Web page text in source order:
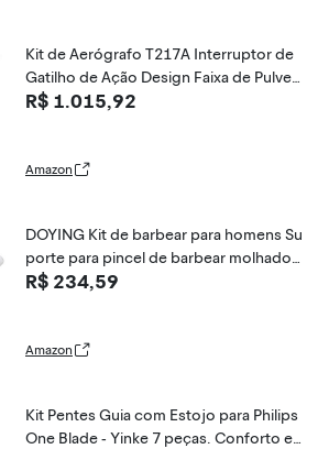
Kit de Aerógrafo T217A Interruptor de
Gatilho de Ação Design Faixa de Pulveri
zação Ajustável de Bico de 0,5 Mm Perf
R$ 1.015,92
Amazon
DOYING Kit de barbear para homens Su
porte para pincel de barbear molhado
Suporte de sabão Tigela Caneca Barba
R$ 234,59
Amazon
Kit Pentes Guia com Estojo para Philips
One Blade - Yinke 7 peças. Conforto e